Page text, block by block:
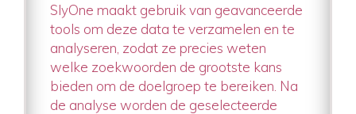
SlyOne maakt gebruik van geavanceerde
tools om deze data te verzamelen en te
analyseren, zodat ze precies weten
welke zoekwoorden de grootste kans
bieden om de doelgroep te bereiken. Na
de analyse worden de geselecteerde